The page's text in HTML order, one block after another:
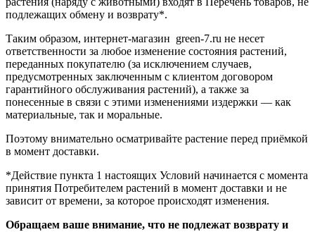
подлежащих обмену и возврату*.
Таким образом, интернет-магазин green-7.ru не несет
ответственности за любое изменение состояния растений,
переданных покупателю (за исключением случаев,
предусмотренных заключенным с клиентом договором
гарантийного обслуживания растений), а также за
понесенные в связи с этими изменениями издержки — как
материальные, так и моральные.
Поэтому внимательно осматривайте растение перед приёмкой
в момент доставки.
*Действие пункта 1 настоящих Условий начинается с момента
принятия Потребителем растений в момент доставки и не
зависит от времени, за которое происходят изменения.
Обращаем ваше внимание, что не подлежат возврату и